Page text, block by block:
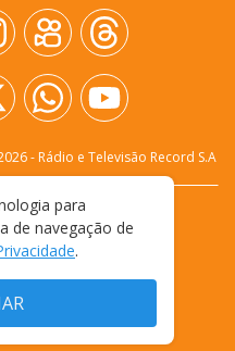
- Rádio e Televisão Record S.A
PRIVACIDADE
DE USO
para
de navegação de
.